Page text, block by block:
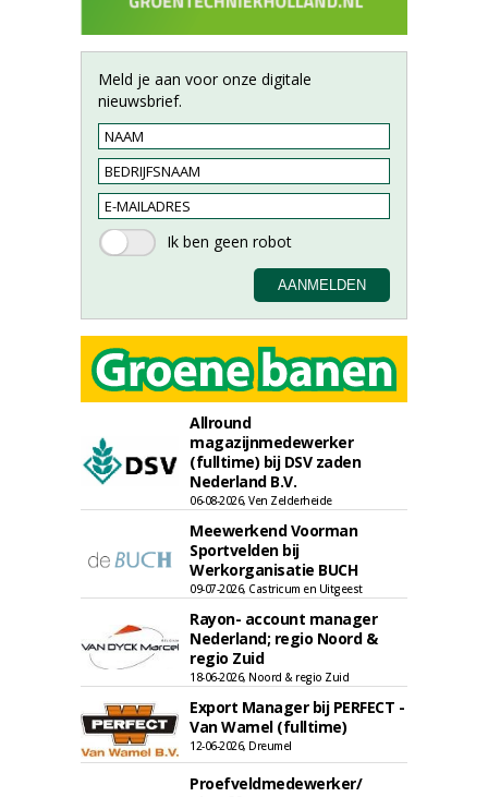
Meld je aan voor onze digitale
nieuwsbrief.
Allround
magazijnmedewerker
(fulltime) bij DSV zaden
Nederland B.V.
06-08-2026, Ven Zelderheide
Meewerkend Voorman
Sportvelden bij
Werkorganisatie BUCH
09-07-2026, Castricum en Uitgeest
Rayon- account manager
Nederland; regio Noord &
regio Zuid
18-06-2026, Noord & regio Zuid
Export Manager bij PERFECT -
Van Wamel (fulltime)
12-06-2026, Dreumel
Proefveldmedewerker/